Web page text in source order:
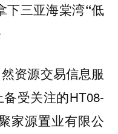
下三亚海棠湾“低
资源交易信息服
受关注的HT08-
家源置业有限公